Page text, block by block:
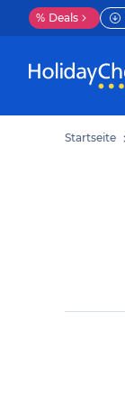
% Deals
Startseite